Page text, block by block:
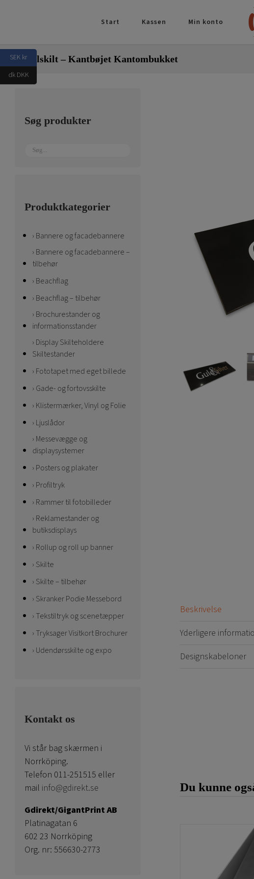
Start Kassen Min konto
Metalskilt – Kantbøjet Kantombukket
Beskrivelse
Yderligere
Designskabeloner
Du kunne
Søg produkter
Produktkategorier
Bannere og facadebannere
Bannere og facadebannere –
tilbehør
Beachflag
Beachflag – tilbehør
Brochurestander og
informationsstander
Display Skilteholdere
Skiltestander
Fototapet med eget billede
Gade- og fortovsskilte
Klistermærker, Vinyl og Folie
Ljuslådor
Messevægge og
displaysystemer
Posters og plakater
Profiltryk
Rammer til fotobilleder
Reklamestander og
butiksdisplays
Rollup og roll up banner
Skilte
Skilte – tilbehør
Skranker Podie Messebord
Tekstiltryk og scenetæpper
Tryksager Visitkort Brochurer
Udendørsskilte og expo
Kontakt os
Vi står bag skærmen i
Norrköping.
Telefon 011-251515 eller
mail info@gdirekt.se
Gdirekt/GigantPrint AB
Platinagatan 6
602 23 Norrköping
Org. nr: 556630-2773
SEK kr
dk DKK